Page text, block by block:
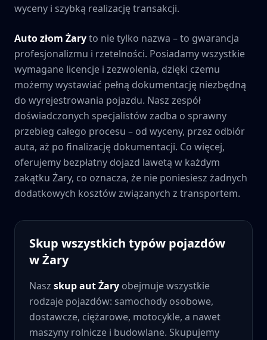
wyceny i szybką realizację transakcji.
Auto złom Żaryto nie tylko nazwa – to gwarancja
profesjonalizmu i rzetelności. Posiadamy wszystkie
wymagane licencje i zezwolenia, dzięki czemu
możemy wystawiać pełną dokumentację niezbędną
do wyrejestrowania pojazdu. Nasz zespół
doświadczonych specjalistów zadba o sprawny
przebieg całego procesu – od wyceny, przez odbiór
auta, aż po finalizację dokumentacji. Co więcej,
oferujemy bezpłatny dojazd lawetą w każdym
zakątku Żary, co oznacza, że nie poniesiesz żadnych
dodatkowych kosztów związanych z transportem.
Skup wszystkich typów pojazdów
wŻary
Nasz skup autŻary obejmuje wszystkie
rodzaje pojazdów: samochody osobowe,
dostawcze, ciężarowe, motocykle, a nawet
maszyny rolnicze i budowlane. Skupujemy